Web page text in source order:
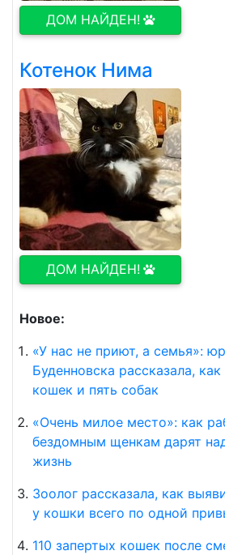
ДОМ НАЙДЕН!
Котенок Нима
ДОМ НАЙДЕН!
Новое:
«У нас не приют, а семья»:
Буденновска рассказала,
кошек и пять собак
«Очень милое место»: как
бездомным щенкам дарят
жизнь
Зоолог рассказала, как
у кошки всего по одной
110 запертых кошек после